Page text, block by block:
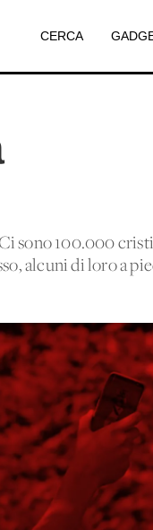
CERCA
sono 100.000
alcuni di loro a